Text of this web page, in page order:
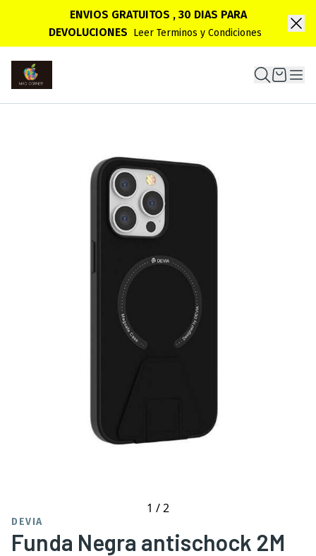
ENVIOS GRATUITOS , 30 DIAS PARA
DEVOLUCIONES Leer Terminos y Condiciones
1 /2
DEVIA
Funda Negra antischock 2M